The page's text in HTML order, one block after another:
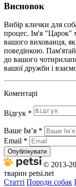
Висновок
Вибір клички для
процес. Ім'я "Царок"
вашого вихованця,
поведінкою.
до вашого
вашої дружби і
Коментарі
Відгук *
Ваше Імʼя *
Email *
Опублікувати
© 2013-
тварин petsi.net
Статті Породи собак